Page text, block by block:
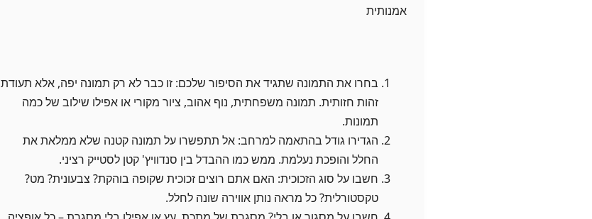
אמנותית
בחרו את התמונה שתגיד את הסיפור שלכם: זו כבר לא רק תמונה יפה, אלא תעודת
זהות חזותית. תמונה משפחתית, נוף אהוב, ציור מקורי או אפילו שילוב של כמה
תמונות.
הגדירו גודל בהתאמה למרחב: אל תתפשרו על תמונה קטנה שלא ממלאת את
החלל והופכת נעלמת. ממש כמו ההבדל בין סנדוויץ' קטן לסטייק רציני.
חשבו על סוג הזכוכית: האם אתם רוצים זכוכית שקופה בוהקת? צבעונית? מט?
טקסטורלית? כל מראה נותן אווירה שונה לחלל.